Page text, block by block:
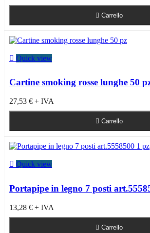
 Carrello
 Quick view
Cartine smoking rosse lunghe 50
27,53 € + IVA
 Carrello
 Quick view
Portapipe in legno 7 posti
13,28 € + IVA
 Carrello